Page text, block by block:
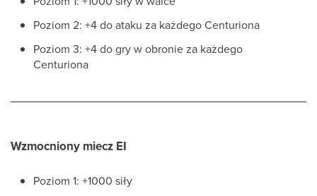
Poziom 2: +4 do ataku za każdego Centuriona
Poziom 3: +4 do gry w obronie za każdego
Centuriona
Wzmocniony miecz EI
Poziom 1: +1000 siły